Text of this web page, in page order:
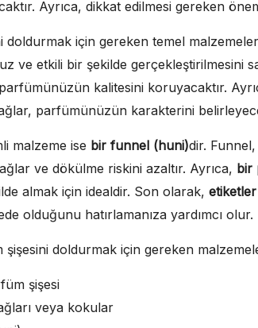
Ayrıca, dikkat edilmesi gereken
doldurmak için gereken temel
ve etkili bir şekilde gerçekleştirilmesini
kalitesini koruyacaktır.
parfümünüzün karakterini
malzeme ise bir funnel (huni)dir. Funnel,
ve dökülme riskini azaltır. Ayrıca, bir
almak için idealdir. Son olarak, etiketler
olduğunu hatırlamanıza yardımcı olur.
doldurmak için gereken
şişesi
veya kokular